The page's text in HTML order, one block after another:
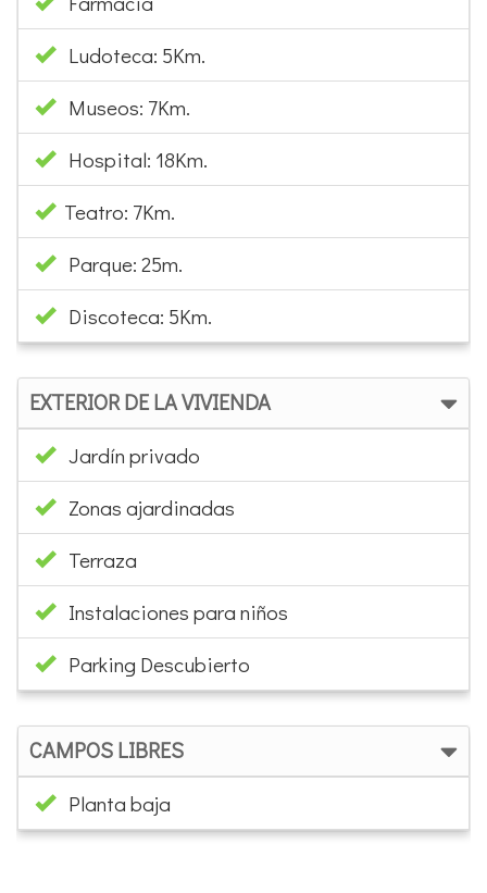
Museos: 7Km.
Hospital: 18Km.
Teatro: 7Km.
Parque: 25m.
Discoteca: 5Km.
EXTERIOR DE LA VIVIENDA
Zonas ajardinadas
Terraza
Instalaciones para niños
Parking Descubierto
CAMPOS LIBRES
×